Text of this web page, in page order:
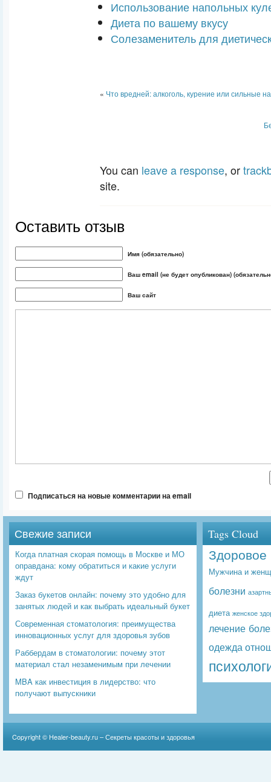
Использование напольных
Диета по вашему вкусу
Солезаменитель для
« Что вредней: алкоголь, курение или сильные
You can leave a response, or
site.
Оставить отзыв
Имя (обязательно)
Ваш email (не будет опубликован)
Ваш сайт
Подписаться на новые комментарии на email
Свежие записи
Когда платная скорая помощь в Москве и МО
оправдана: кому обратиться и какие услуги
ждут
Заказ букетов онлайн: почему это удобно для
занятых людей и как выбрать идеальный букет
Современная стоматология: преимущества
инновационных услуг для здоровья зубов
Раббердам в стоматологии: почему этот
материал стал незаменимым при лечении
MBA как инвестиция в лидерство: что
получают выпускники
Tags Cloud
Здоровое
Мужчина и
болезни
диета женское
лечение
одежда
Copyright © Healer-beauty.ru – Секреты красоты и здоровья